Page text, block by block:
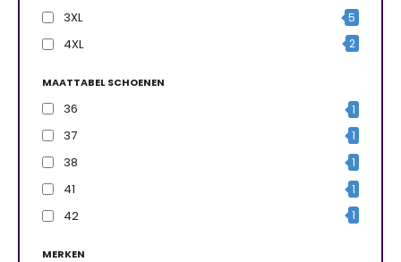
3XL 5
4XL 2
MAATTABEL SCHOENEN
36 1
37 1
38 1
41 1
42 1
MERKEN